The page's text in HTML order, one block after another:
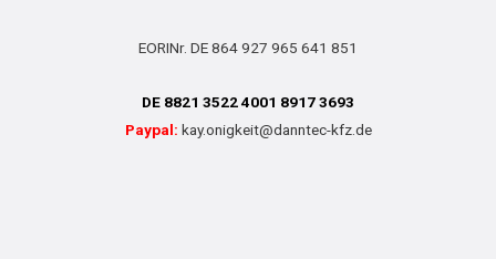
EORINr. DE 864 927 965 641 851
DE 8821 3522 4001 8917 3693
Paypal: kay.onigkeit@danntec-kfz.de